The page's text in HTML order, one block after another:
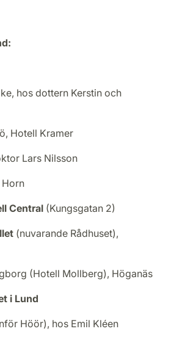
hos dottern Kerstin och
Hotell Kramer
Lars Nilsson
Horn
Central (Kungsgatan 2)
(nuvarande Rådhuset),
(Hotell Mollberg), Höganäs
i Lund
Höör), hos Emil Kléen